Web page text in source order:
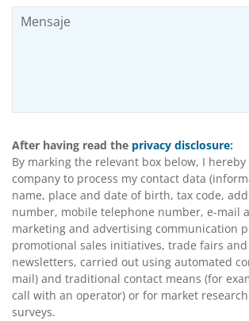
After having read the privacy disclosure:
By marking the relevant box below, I
company to process my contact data
name, place and date of birth, tax code,
number, mobile telephone number, e-mail
marketing and advertising communication
promotional sales initiatives, trade fairs
newsletters, carried out using automated
mail) and traditional contact means (for
call with an operator) or for market
surveys.